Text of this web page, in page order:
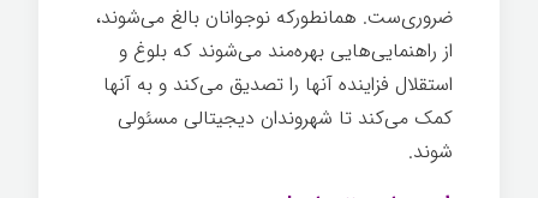
ضروری‌ست. همانطورکه نوجوانان بالغ می‌شوند،
از راهنمایی‌هایی بهره‌مند می‌شوند که بلوغ و
استقلال فزاینده آنها را تصدیق می‌کند و به آنها
کمک می‌کند تا شهروندان دیجیتالی مسئولی
شوند.